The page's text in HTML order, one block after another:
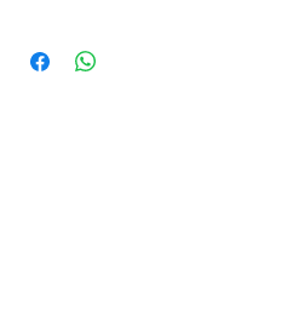
possibilità di reso.